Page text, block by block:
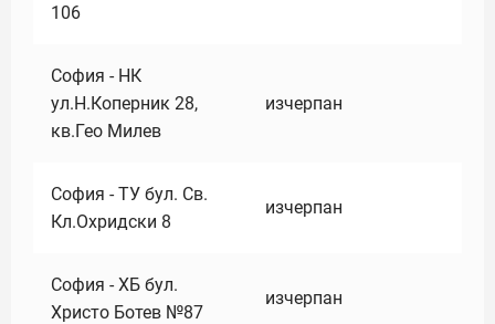
106
София - НК
ул.Н.Коперник 28,
кв.Гео Милев
изчерпан
София - ТУ бул. Св.
Кл.Охридски 8
изчерпан
София - ХБ бул.
Христо Ботев №87
изчерпан